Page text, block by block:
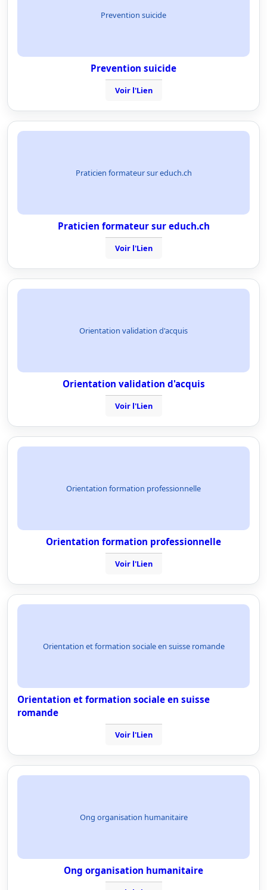
Prevention suicide
Prevention suicide
Voir l'Lien
Praticien formateur sur educh.ch
Praticien formateur sur educh.ch
Voir l'Lien
Orientation validation d'acquis
Orientation validation d'acquis
Voir l'Lien
Orientation formation professionnelle
Orientation formation professionnelle
Voir l'Lien
Orientation et formation sociale en suisse romande
Orientation et formation sociale en suisse
romande
Voir l'Lien
Ong organisation humanitaire
Ong organisation humanitaire